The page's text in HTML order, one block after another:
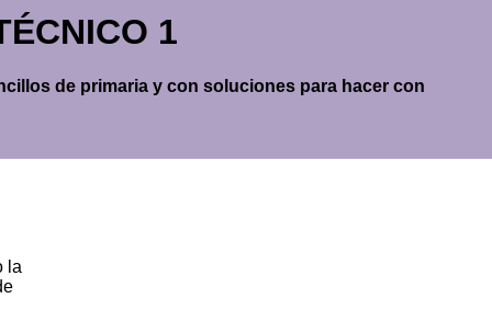
1
de primaria y con soluciones para hacer con
la